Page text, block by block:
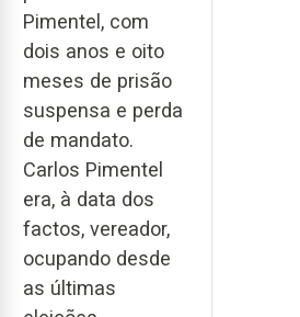
Pimentel, com
dois anos e oito
meses de prisão
suspensa e perda
de mandato.
Carlos Pimentel
era, à data dos
factos, vereador,
ocupando desde
as últimas